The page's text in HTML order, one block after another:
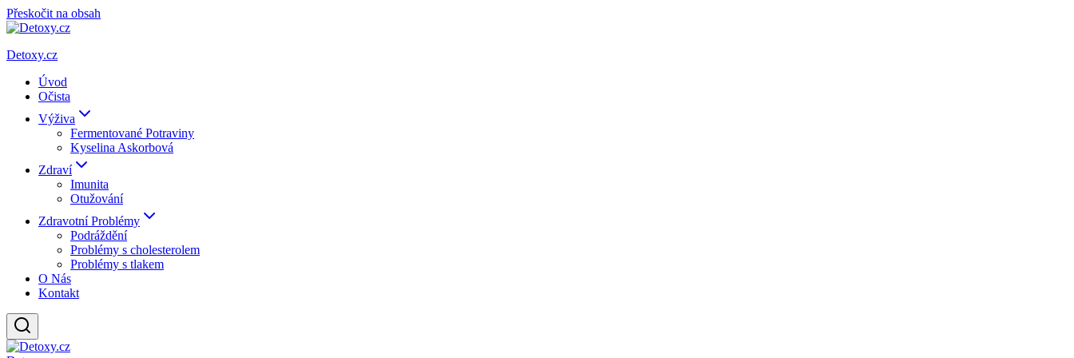
Přeskočit na obsah
Detoxy.cz
Úvod
Očista
Výživa
Fermentované Potraviny
Kyselina Askorbová
Zdraví
Imunita
Otužování
Zdravotní Problémy
Podráždění
Problémy s cholesterolem
Problémy s tlakem
O Nás
Kontakt